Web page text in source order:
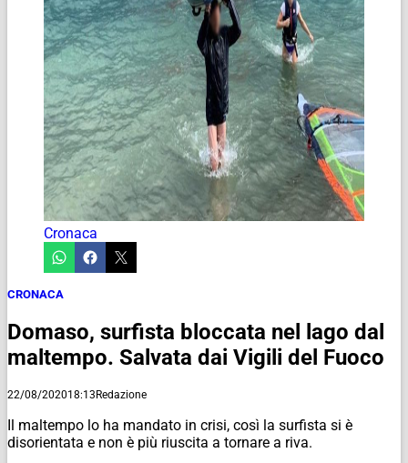
Cronaca
CRONACA
Domaso, surfista bloccata nel lago dal
maltempo. Salvata dai Vigili del Fuoco
22/08/202018:13Redazione
Il maltempo lo ha mandato in crisi, così la surfista si è
disorientata e non è più riuscita a tornare a riva.